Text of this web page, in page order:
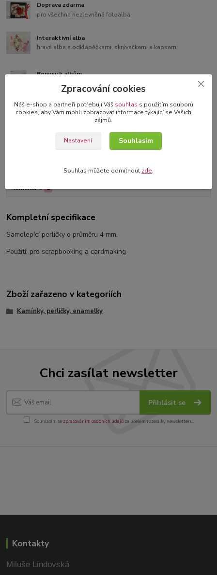
Doprava zdarma
pro všechna nezlevněná fotoalba
Interaktivní alba
hravá alba s odklápěčkami, skrývačkami a kapsami
Bonusy k albům
samolepící čtverečky nebo růžky
3D blahopřání v dárkové krabičce
originální blahopřání s 3D dekorací
Komentáře 0
Kompletní specifikace
Samolepící perličky o průměru 4 mm.
Použití: pro scrapbooking a cardmaking
Zboží zařazeno v kategoriích
Kamínky, perličky, enamelky
Chci zasílat newsletter
Přihlásit se
Souhlasím se zpracováním osobních údajůza účelem rozesílky newsletteru.
Kontakty
Miluše Lindovská
Zpracování cookies
Náš e-shop a partneři potřebují Váš souhlas s použitím souborů
cookies, aby Vám mohli zobrazovat informace týkající se Vašich
zájmů.
Nastavení Souhlasím
Souhlas můžete odmítnout zde.